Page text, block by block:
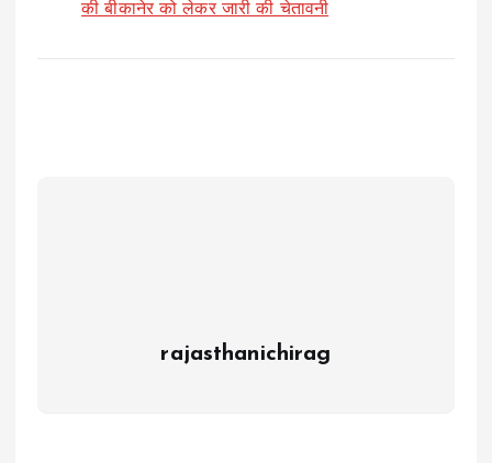
की बीकानेर को लेकर जारी की चेतावनी
rajasthanichirag